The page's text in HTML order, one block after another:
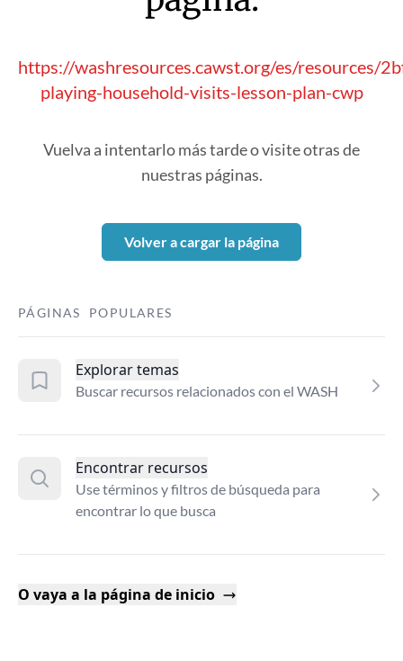
https://washresources.cawst.org/es/resources/
playing-household-visits-lesson-plan-cwp
Vuelva a intentarlo más tarde o visite otras de
nuestras páginas.
Volver a cargar la página
PÁGINAS POPULARES
Explorar temas
Buscar recursos relacionados con el WASH
Encontrar recursos
Use términos y filtros de búsqueda para
encontrar lo que busca
O vaya a la página de inicio